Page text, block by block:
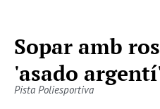
Sopar amb
'asado
Pista Poliesportiva